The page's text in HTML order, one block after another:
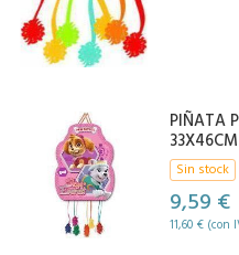
PIÑATA
33X46CM
Sin stock
9,59 €
11,60 € (con